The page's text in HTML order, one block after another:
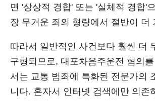
면 '상상적 경합' 또는 '실체적 경합'
장 무거운 죄의 형량에서 절반이 더
따라서 일반적인 사건보다 훨씬 더
구형되므로, 대포차음주운전 혐의
서는 교통 범죄에 특화된 전문가의
니다. 혼자서 인터넷 검색에만 의존